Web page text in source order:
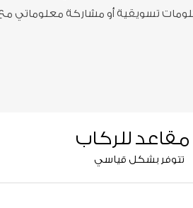
تسويقية أو مشاركة معلوماتي
تتوفر بشكل قياسي